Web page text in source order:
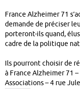
France Alzheimer 71
demande de préciser
porteront-ils quand,
cadre de la politique
Ils pourront choisir de
à France Alzheimer 71
Associations – 4 rue